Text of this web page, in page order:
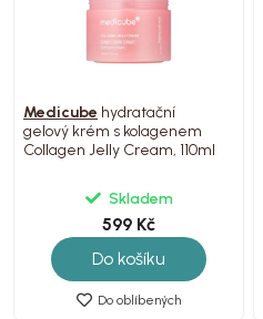
Medicube hydratační
gelový krém s kolagenem
Collagen Jelly Cream, 110ml
Skladem
599 Kč
Do košíku
Do oblíbených